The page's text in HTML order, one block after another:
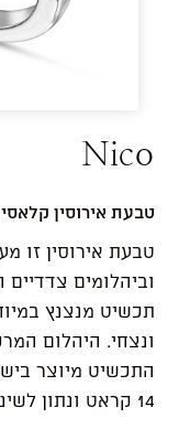
Nico
טבעת אירוסין
טבעת אירוסין זו
וביהלומים
תכשיט מנצנץ
התכשיט מיוצר
14 קראט ונתון לשינויים עד הפרטים הקטנים.